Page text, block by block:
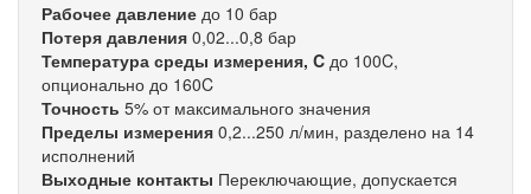
Рабочее давление до 10 бар
Потеря давления 0,02...0,8 бар
Температура среды измерения, C до 100C,
опционально до 160C
Точность 5% от максимального значения
Пределы измерения 0,2...250 л/мин, разделено на 14
исполнений
Выходные контакты Переключающие, допускается